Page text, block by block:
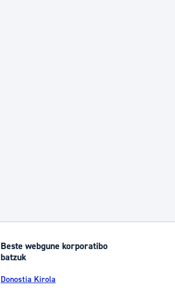
Beste webgune korporatibo
batzuk
Donostia Kirola